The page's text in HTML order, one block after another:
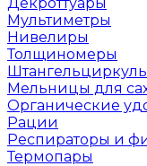
Мультиметры
Нивелиры
Толщиномеры
Штангельциркуль
Мельницы для
Органические
Рации
Респираторы и
Термопары